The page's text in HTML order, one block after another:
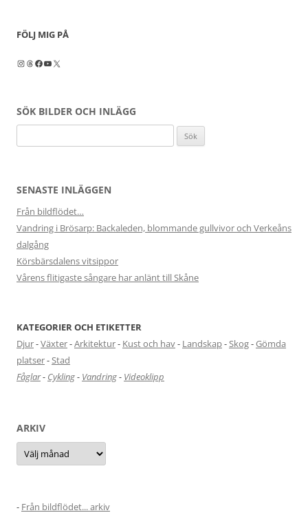
FÖLJ MIG PÅ
Instagram
Threads
Facebook
YouTube
X
SÖK BILDER OCH INLÄGG
efter:
SENASTE INLÄGGEN
Från bildflödet…
Vandring i Brösarp: Backaleden, blommande gullvivor och Verkeåns
dalgång
Körsbärsdalens vitsippor
Vårens flitigaste sångare har anlänt till Skåne
KATEGORIER OCH ETIKETTER
Djur-Växter-Arkitektur- Kust och hav- Landskap-Skog-Gömda
platser-Stad
Fåglar- Cykling- Vandring- Videoklipp
ARKIV
Arkiv
- Från bildflödet... arkiv